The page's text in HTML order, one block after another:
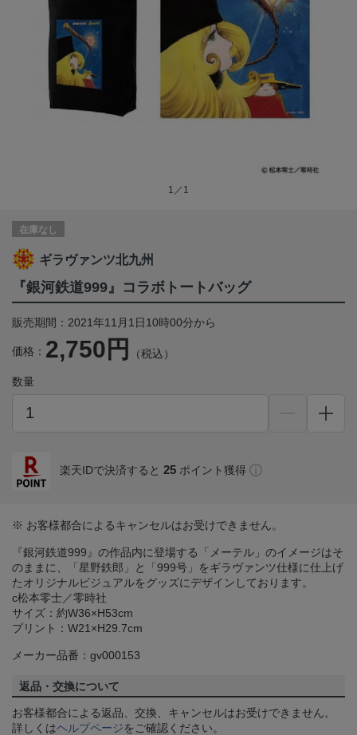
1／1
在庫なし
ギラヴァンツ北九州
『銀河鉄道999』コラボトートバッグ
販売期間：2021年11月1日10時00分から
価格： 2,750円 （税込）
数量
楽天IDで決済すると 25 ポイント獲得
※ お客様都合によるキャンセルはお受けできません。
『銀河鉄道999』の作品内に登場する「メーテル」のイメージはそ
のままに、「星野鉄郎」と「999号」をギラヴァンツ仕様に仕上げ
たオリジナルビジュアルをグッズにデザインしております。
c松本零士／零時社
サイズ：約W36×H53cm
プリント：W21×H29.7cm
メーカー品番：gv000153
返品・交換について
お客様都合による返品、交換、キャンセルはお受けできません。
詳しくはヘルプページをご確認ください。